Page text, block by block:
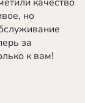
но
за
к вам!